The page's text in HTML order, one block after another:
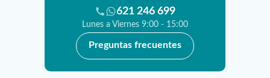
621 246 699
Lunes a Viernes 9:00 - 15:00
Preguntas frecuentes